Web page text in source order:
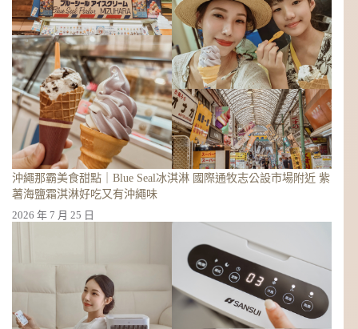
條
件
的
結
果
沖繩那霸美食甜點｜Blue Seal冰淇淋 國際通牧志公設市場附近 紫
薯海鹽霜淇淋好吃又有沖繩味
2026 年 7 月 25 日